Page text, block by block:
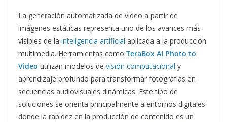
La generación automatizada de video a partir de
imágenes estáticas representa uno de los avances más
visibles de la inteligencia artificial aplicada a la producción
multimedia. Herramientas como TeraBox AI Photo to
Video utilizan modelos de visión computacional y
aprendizaje profundo para transformar fotografías en
secuencias audiovisuales dinámicas. Este tipo de
soluciones se orienta principalmente a entornos digitales
donde la rapidez en la producción de contenido es un